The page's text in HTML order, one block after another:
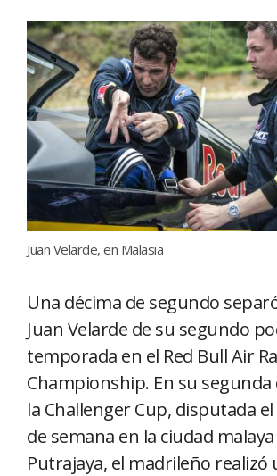
Juan Velarde, en Malasia
Una décima de segundo
Juan Velarde de su segundo
temporada en el Red Bull Air
Championship. En su segunda
la Challenger Cup, disputada
de semana en la ciudad
Putrajaya, el madrileño realizó